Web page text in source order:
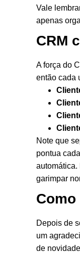
Vale
apenas
CRM
A força do
então cada
Note que
pontua
automática.
garimpar
Depois de
um
de